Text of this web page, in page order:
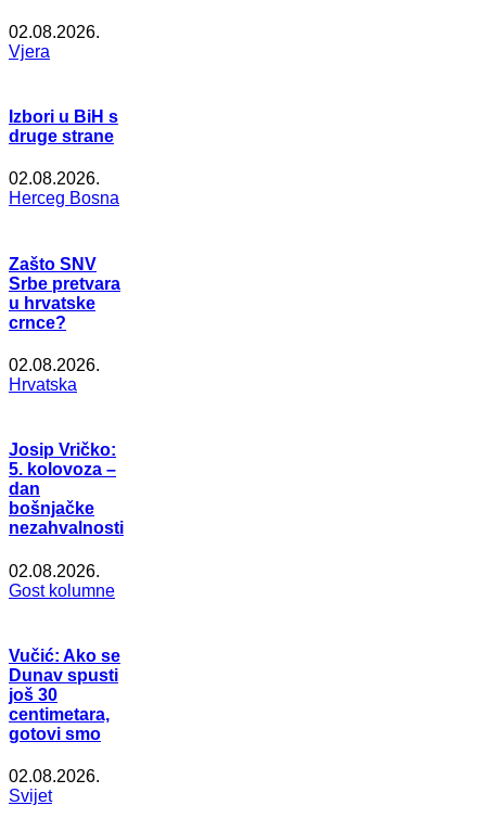
02.08.2026.
Vjera
Izbori u BiH s
druge strane
02.08.2026.
Herceg Bosna
Zašto SNV
Srbe pretvara
u hrvatske
crnce?
02.08.2026.
Hrvatska
Josip Vričko:
5. kolovoza –
dan
bošnjačke
nezahvalnosti
02.08.2026.
Gost kolumne
Vučić: Ako se
Dunav spusti
još 30
centimetara,
gotovi smo
02.08.2026.
Svijet